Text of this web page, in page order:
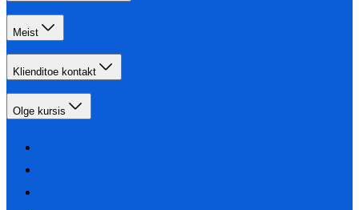
Meist
Klienditoe kontakt
Olge kursis